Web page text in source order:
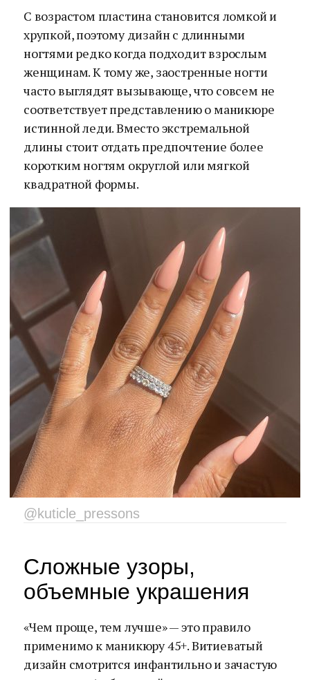
С возрастом пластина становится ломкой и
хрупкой, поэтому дизайн с длинными
ногтями редко когда подходит взрослым
женщинам. К тому же, заостренные ногти
часто выглядят вызывающе, что совсем не
соответствует представлению о маникюре
истинной леди. Вместо экстремальной
длины стоит отдать предпочтение более
коротким ногтям округлой или мягкой
квадратной формы.
@kuticle_pressons
Сложные узоры,
объемные украшения
«Чем проще, тем лучше» — это правило
применимо к маникюру 45+. Витиеватый
дизайн смотрится инфантильно и зачастую